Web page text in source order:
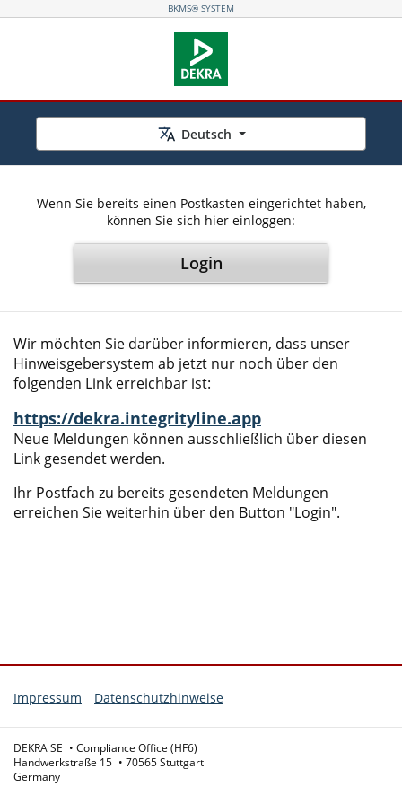
BKMS® SYSTEM
Deutsch
Wenn Sie bereits einen Postkasten eingerichtet haben,
können Sie sich hier einloggen:
Login
Wir möchten Sie darüber informieren, dass unser
Hinweisgebersystem ab jetzt nur noch über den
folgenden Link erreichbar ist:
https://dekra.integrityline.app
Neue Meldungen können ausschließlich über diesen
Link gesendet werden.
Ihr Postfach zu bereits gesendeten Meldungen
erreichen Sie weiterhin über den Button "Login".
Impressum Datenschutzhinweise
DEKRA SE
Compliance Office (HF6)
Handwerkstraße 15
70565 Stuttgart
Germany